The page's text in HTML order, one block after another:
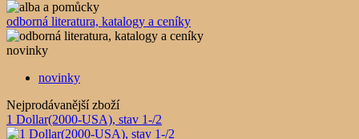
odborná literatura, katalogy a ceníky
novinky
novinky
Nejprodávanější zboží
1 Dollar(2000-USA), stav 1-/2